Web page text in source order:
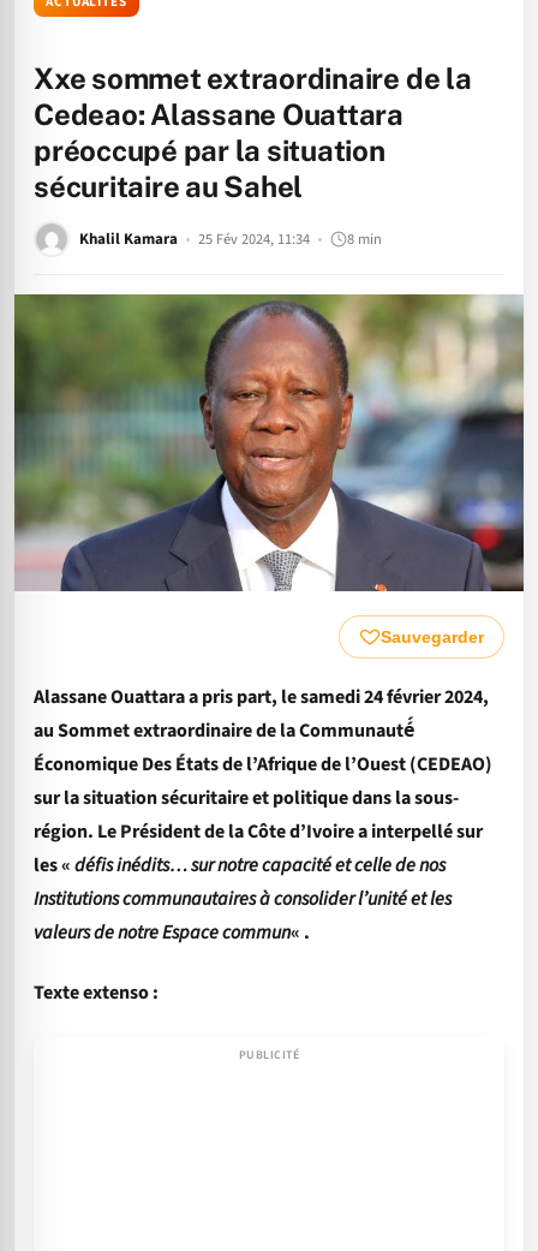
Xxe sommet extraordinaire de la
Cedeao: Alassane Ouattara
préoccupé par la situation
sécuritaire au Sahel
Khalil Kamara 25 Fév 2024, 11:34 8 min
Sauvegarder
Alassane Ouattara a pris part, le samedi 24 février 2024,
au Sommet extraordinaire de la Communauté́
Économique Des États de l’Afrique de l’Ouest (CEDEAO)
sur la situation sécuritaire et politique dans la sous-
région. Le Président de la Côte d’Ivoire a interpellé sur
les «défis inédits… sur notre capacité et celle de nos
Institutions communautaires à consolider l’unité et les
valeurs de notre Espace commun« .
Texte extenso :